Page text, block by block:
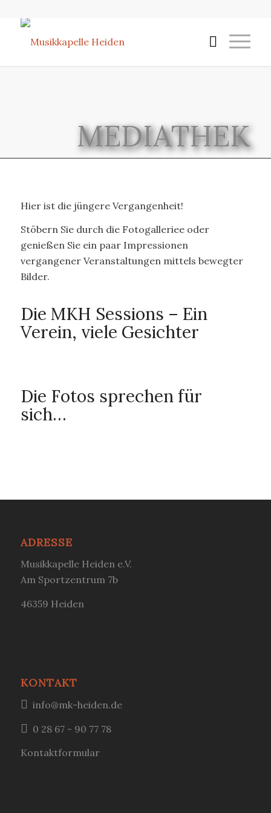
MEDIATHEK
Hier ist die jüngere Vergangenheit!
Stöbern Sie durch die Fotogalleriee oder
genießen Sie ein paar Impressionen
vergangener Veranstaltungen mittels bewegter
Bilder.
Die MKH Sessions – Ein
Verein, viele Gesichter
Die Fotos sprechen für
sich…
ADRESSE
Musikkapelle Heiden e.V.
Am Sportzentrum 7b
46359 Heiden
KONTAKT
info@mk-heiden.de
0 28 67 - 90 77 78
Kontaktformular